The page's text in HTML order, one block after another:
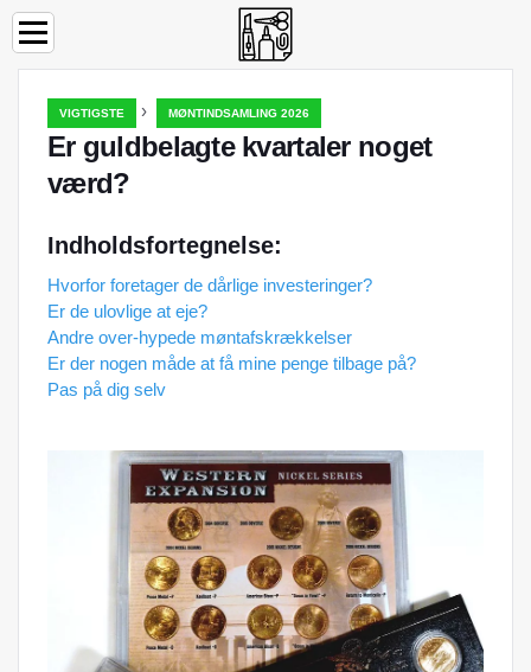
VIGTIGSTE › MØNTINDSAMLING 2026
Er guldbelagte kvartaler noget
værd?
Indholdsfortegnelse:
Hvorfor foretager de dårlige investeringer?
Er de ulovlige at eje?
Andre over-hypede møntafskrækkelser
Er der nogen måde at få mine penge tilbage på?
Pas på dig selv